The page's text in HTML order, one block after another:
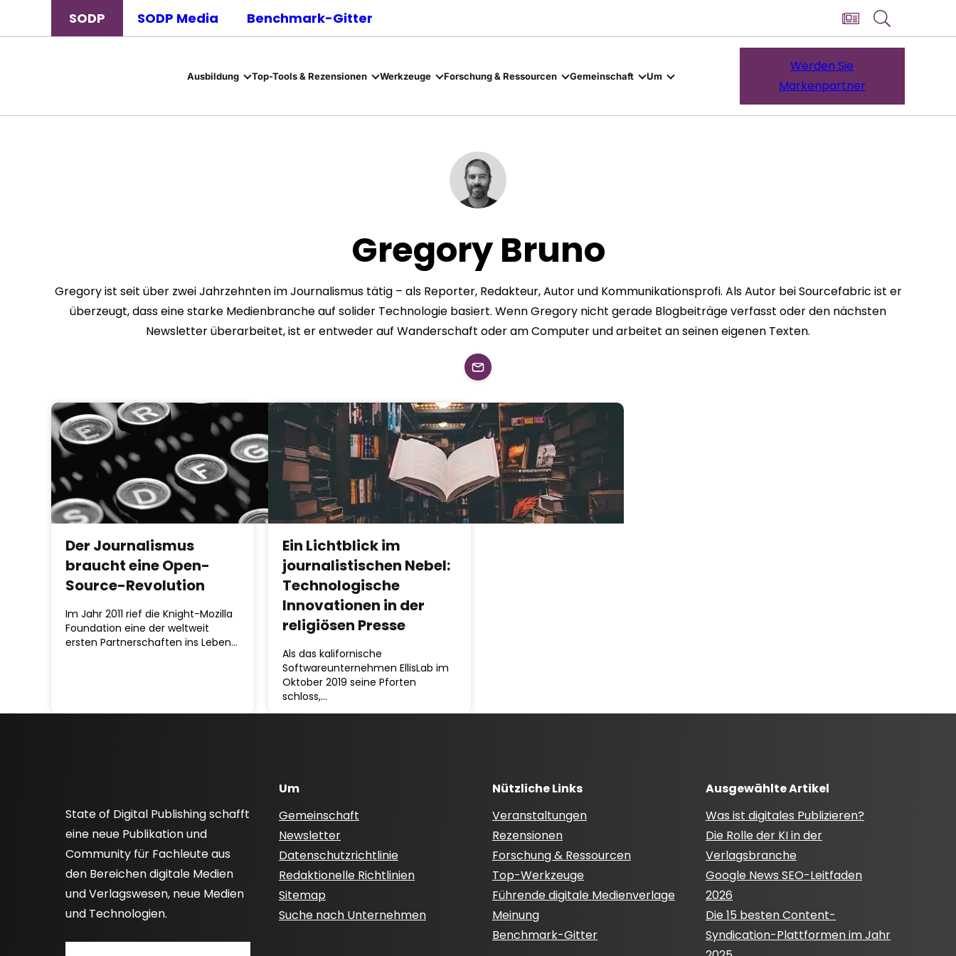
SODP SODP Media Benchmark-Gitter
Ausbildung Top-Tools & Rezensionen Werkzeuge Forschung & Ressourcen Gemeinschaft Um
Werden Sie
Markenpartner
Gregory Bruno
Gregory ist seit über zwei Jahrzehnten im Journalismus tätig – als Reporter, Redakteur, Autor und Kommunikationsprofi. Als Autor bei Sourcefabric ist er
überzeugt, dass eine starke Medienbranche auf solider Technologie basiert. Wenn Gregory nicht gerade Blogbeiträge verfasst oder den nächsten
Newsletter überarbeitet, ist er entweder auf Wanderschaft oder am Computer und arbeitet an seinen eigenen Texten.
Der Journalismus
braucht eine Open-
Source-Revolution
Im Jahr 2011 rief die Knight-Mozilla
Foundation eine der weltweit
ersten Partnerschaften ins Leben…
Ein Lichtblick im
journalistischen Nebel:
Technologische
Innovationen in der
religiösen Presse
Als das kalifornische
Softwareunternehmen EllisLab im
Oktober 2019 seine Pforten
schloss,…
State of Digital Publishing schafft
eine neue Publikation und
Community für Fachleute aus
den Bereichen digitale Medien
und Verlagswesen, neue Medien
und Technologien.
Um
Gemeinschaft
Newsletter
Datenschutzrichtlinie
Redaktionelle Richtlinien
Sitemap
Suche nach Unternehmen
Nützliche Links
Veranstaltungen
Rezensionen
Forschung & Ressourcen
Top-Werkzeuge
Führende digitale Medienverlage
Meinung
Benchmark-Gitter
Ausgewählte Artikel
Was ist digitales Publizieren?
Die Rolle der KI in der
Verlagsbranche
Google News SEO-Leitfaden
2026
Die 15 besten Content-
Syndication-Plattformen im Jahr